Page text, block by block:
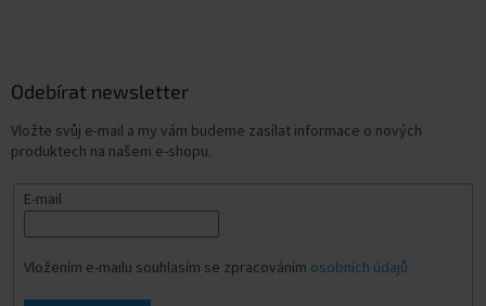
Odebírat newsletter
Vložte svůj e-mail a my vám budeme zasílat informace o nových
produktech na našem e-shopu.
E-mail
Vložením e-mailu souhlasím se zpracováním osobních údajů